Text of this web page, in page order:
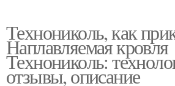
Технониколь, как
Наплавляемая кровля
Технониколь:
отзывы, описание